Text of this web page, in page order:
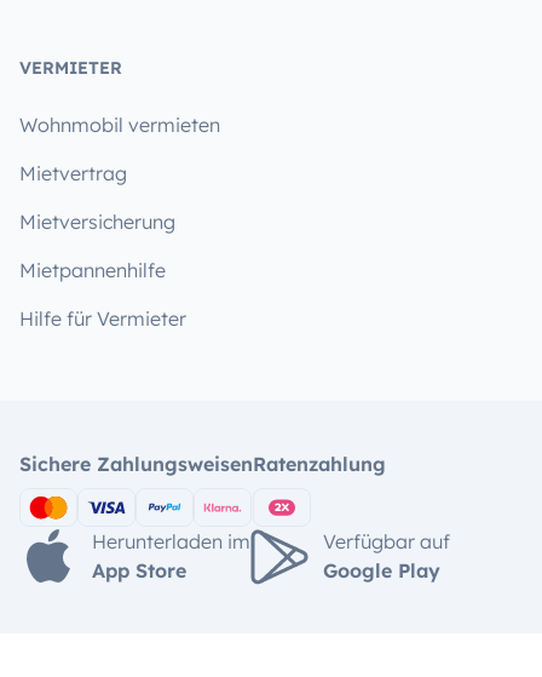
VERMIETER
Wohnmobil vermieten
Mietvertrag
Mietversicherung
Mietpannenhilfe
Hilfe für Vermieter
Sichere ZahlungsweisenRatenzahlung
Herunterladen im
App Store
Verfügbar auf
Google Play